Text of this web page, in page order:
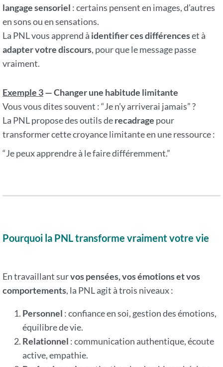
langage sensoriel : certains pensent en images, d’autres
en sons ou en sensations.
La PNL vous apprend à identifier ces différenceset à
adapter votre discours, pour que le message passe
vraiment.
Exemple 3— Changer une habitude limitante
Vous vous dites souvent : “Je n’y arriverai jamais” ?
La PNL propose des outils derecadrage pour
transformer cette croyance limitante en une ressource :
“Je peux apprendre à le faire différemment.”
Pourquoi la PNL transforme vraiment votre vie
En travaillant survos pensées, vos émotions et vos
comportements, la PNL agit à trois niveaux :
Personnel : confiance en soi, gestion des émotions,
équilibre de vie.
Relationnel : communication authentique, écoute
active, empathie.